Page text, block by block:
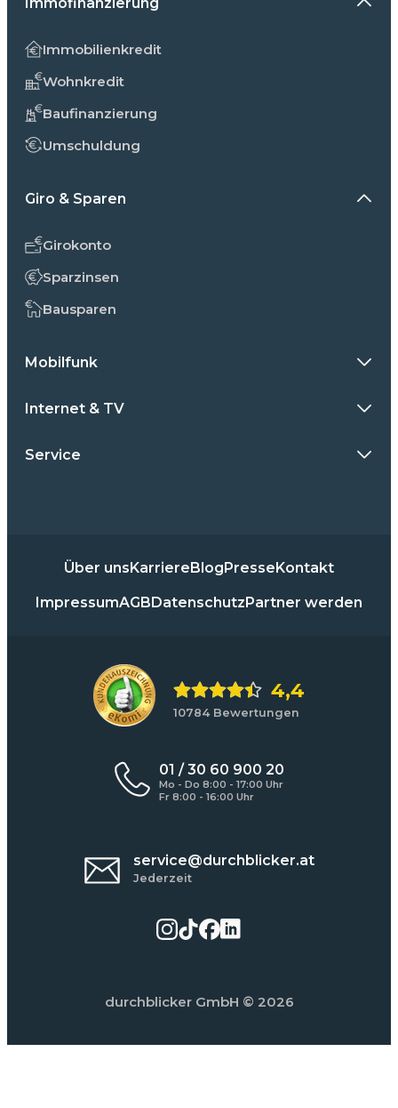
Immobilienkredit
Wohnkredit
Baufinanzierung
Umschuldung
Giro & Sparen
Girokonto
Sparzinsen
Bausparen
Mobilfunk
Internet & TV
Service
Über unsKarriereBlogPresseKontakt
ImpressumAGBDatenschutzPartner werden
4,4
10784 Bewertungen
01 / 30 60 900 20
Mo - Do 8:00 - 17:00 Uhr
Fr 8:00 - 16:00 Uhr
service@durchblicker.at
Jederzeit
durchblicker GmbH © 2026